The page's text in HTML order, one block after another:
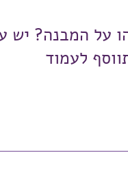
על המבנה? יש
לעמוד